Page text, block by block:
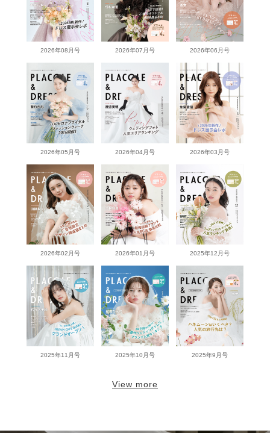
2026年08月号 2026年07月号 2026年06月号
2026年05月号 2026年04月号 2026年03月号
2026年02月号 2026年01月号 2025年12月号
2025年11月号 2025年10月号 2025年9月号
View more